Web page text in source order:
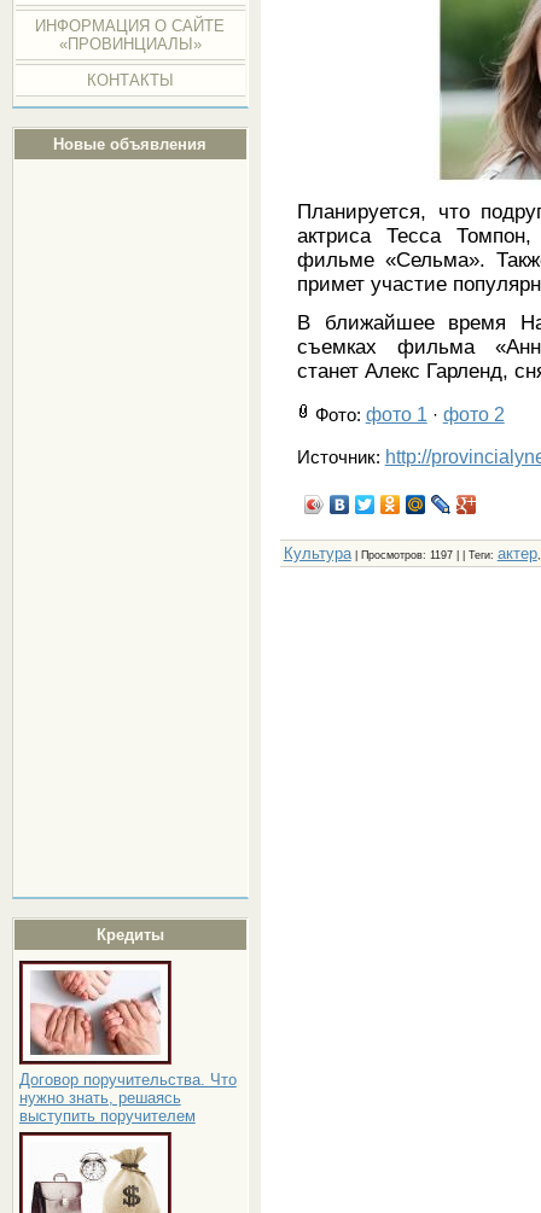
ИНФОРМАЦИЯ О САЙТЕ
«ПРОВИНЦИАЛЫ»
КОНТАКТЫ
Новые объявления
Кредиты
Договор поручительства. Что
нужно знать, решаясь
выступить поручителем
Планируется, что
актриса Тесса
фильме «Сельма».
примет участие
В ближайшее время
съемках фильма
станет Алекс Гарленд,
Фото: фото 1 · фото 2
Источник: http://
Культура| Просмотров: 1197 | | Теги: актер